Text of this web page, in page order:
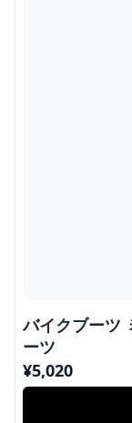
バイクブーツ
ーツ
¥5,020